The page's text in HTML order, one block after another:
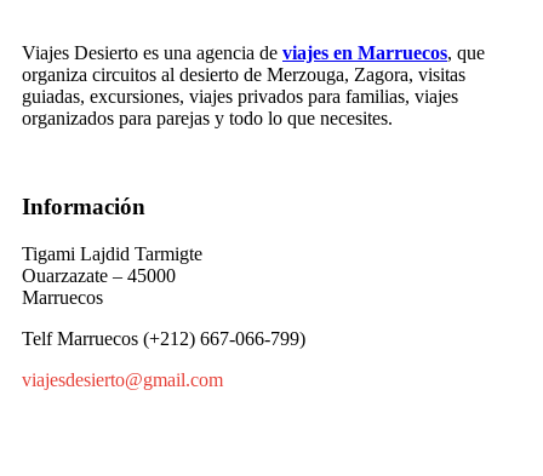
Viajes Desierto es una agencia de viajes en Marruecos, que
organiza circuitos al desierto de Merzouga, Zagora, visitas
guiadas, excursiones, viajes privados para familias, viajes
organizados para parejas y todo lo que necesites.
Información
Tigami Lajdid Tarmigte
Ouarzazate – 45000
Marruecos
Telf Marruecos (+212) 667-066-799)
viajesdesierto@gmail.com